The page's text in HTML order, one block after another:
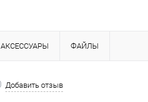
АКСЕССУАРЫ ФАЙЛЫ
Добавить отзыв